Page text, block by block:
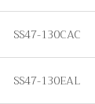
SS47-130CAC
SS47-130EAL